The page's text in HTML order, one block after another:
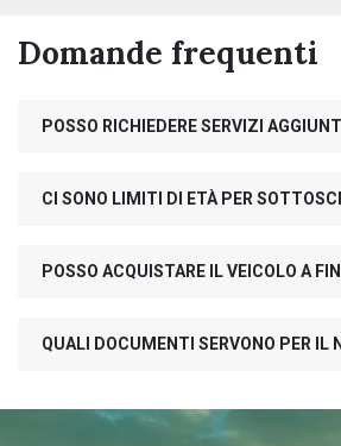
Domande frequenti
POSSO RICHIEDERE SERVIZI
CI SONO LIMITI DI ETÀ PER
POSSO ACQUISTARE IL VEICOLO A
QUALI DOCUMENTI SERVONO PER IL